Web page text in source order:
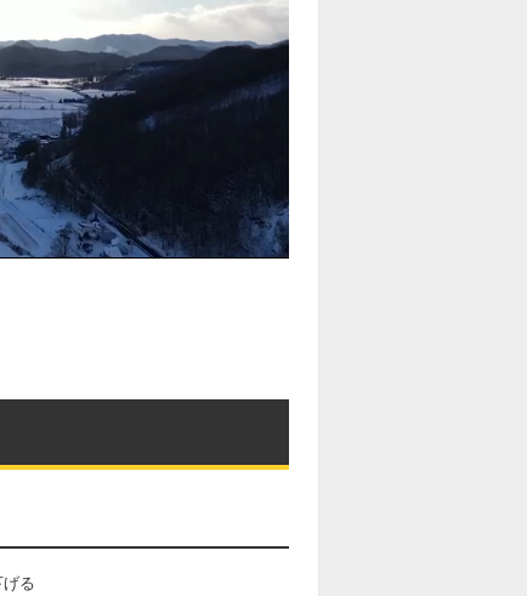
る